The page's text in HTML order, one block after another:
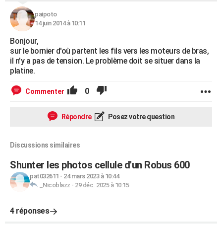
paipoto
14 juin 2014 à 10:11
Bonjour,
sur le bornier d'où partent les fils vers les moteurs de bras,
il n'y a pas de tension. Le problème doit se situer dans la
platine.
Commenter 0
Répondre Posez votre question
Discussions similaires
Shunter les photos cellule d'un Robus 600
pat032611 - 24 mars 2023 à 10:44
_Nicoblazz - 29 déc. 2025 à 10:15
4 réponses